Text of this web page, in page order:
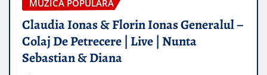
MUZICA POPULARA
Claudia Ionas & Florin Ionas Generalul –
Colaj De Petrecere | Live | Nunta
Sebastian & Diana